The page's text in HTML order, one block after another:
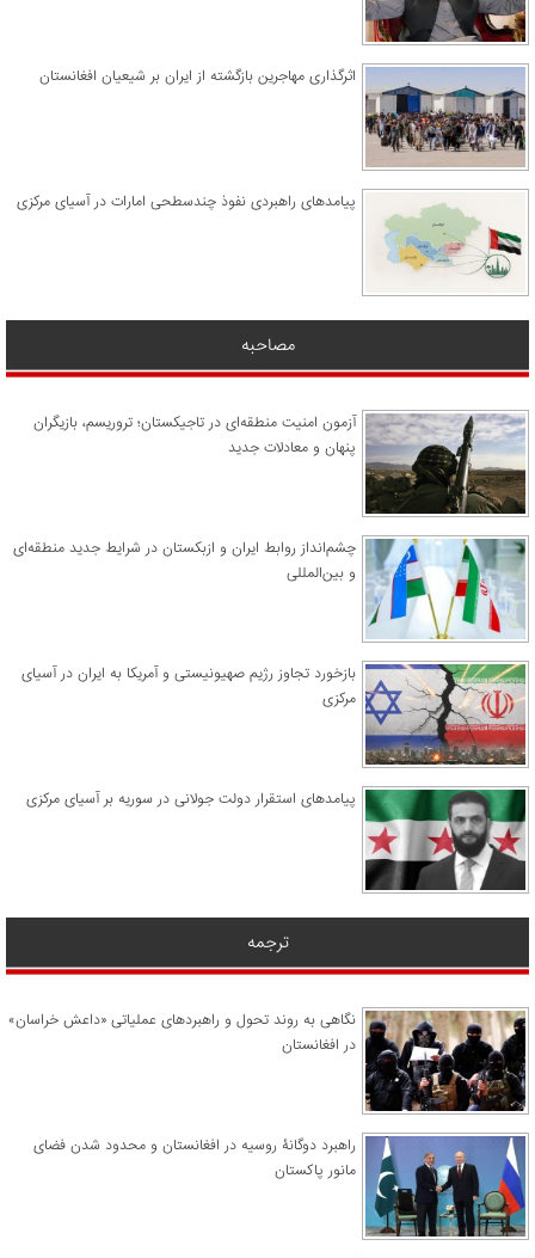
اثرگذاری مهاجرین بازگشته از ایران بر شیعیان افغانستان
پیامدهای راهبردی نفوذ چندسطحی امارات در آسیای مرکزی
مصاحبه
آزمون امنیت منطقه‌ای در تاجیکستان؛ تروریسم، بازیگران
پنهان و معادلات جدید
چشم‌انداز روابط ایران و ازبکستان در شرایط جدید منطقه‌ای
و بین‌المللی
​بازخورد تجاوز رژیم صهیونیستی و آمریکا به ایران در آسیای
مرکزی
پیامدهای استقرار دولت جولانی در سوریه بر آسیای مرکزی
ترجمه
نگاهی به روند تحول و راهبردهای عملیاتی «داعش خراسان»
در افغانستان
راهبرد دوگانۀ روسیه در افغانستان و محدود شدن فضای
مانور پاکستان